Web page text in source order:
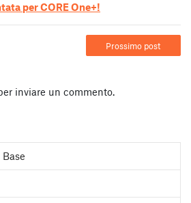
per CORE One+!
Prossimo post
inviare un commento.